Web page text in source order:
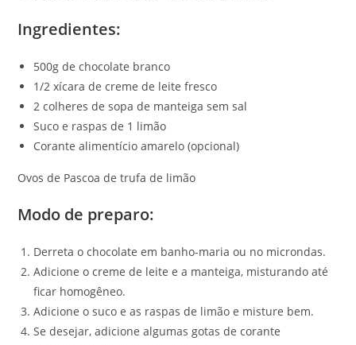
Ingredientes:
500g de chocolate branco
1/2 xícara de creme de leite fresco
2 colheres de sopa de manteiga sem sal
Suco e raspas de 1 limão
Corante alimentício amarelo (opcional)
Ovos de Pascoa de trufa de limão
Modo de preparo:
Derreta o chocolate em banho-maria ou no microndas.
Adicione o creme de leite e a manteiga, misturando até
ficar homogêneo.
Adicione o suco e as raspas de limão e misture bem.
Se desejar, adicione algumas gotas de corante